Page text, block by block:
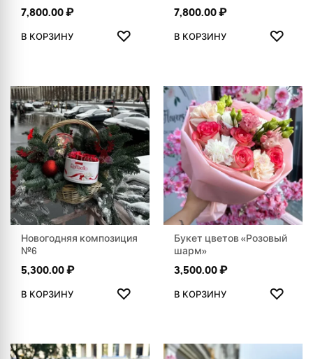
7,800.00₽
В КОРЗИНУ ♡
ДОБАВИТЬ В ИЗБРАННОЕ
7,800.00₽
В КОРЗИНУ ♡
Новогодняя композиция
№6
5,300.00₽
В КОРЗИНУ ♡
ДОБАВИТЬ В ИЗБРАННОЕ
Букет цветов «Розовый
шарм»
3,500.00₽
В КОРЗИНУ ♡